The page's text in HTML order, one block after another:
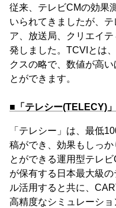
従来、テレビCMの効果
いられてきましたが、
ア、放送局、クリエイ
発しました。TCVIとは
クスの略で、数値が高
とができます。
■「テレシー(TELECY)
「テレシー」は、最低
稿ができ、効果もしっ
とができる運用型テレ
が保有する日本最大級
ル活用すると共に、
高精度なシミュレーシ